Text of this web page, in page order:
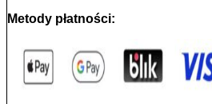
Metody płatności: